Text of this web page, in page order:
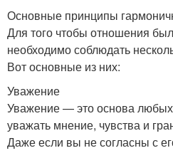
Основные принципы
Для того чтобы отношения
необходимо соблюдать
Вот основные из них:
Уважение
Уважение — это основа
уважать мнение, чувства и
Даже если вы не согласны с